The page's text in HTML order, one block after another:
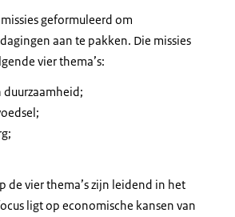
geformuleerd om
aan te pakken. Die missies
vier thema’s:
duurzaamheid;
de vier thema’s zijn leidend in het
ligt op economische kansen van